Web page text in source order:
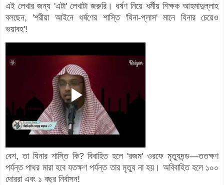
এই লেখার জন্য 'এটা' লেখাটা জরুরি। ধর্ষণ নিয়ে ধর্মীয় শিক্ষক আহমাদুল্লাহ
বলছেন, 'শরীয়া আইনে ধর্ষণের শাস্তি 'যিনা-প্লাস' মানে যিনার চেয়েও
ভয়াবহ'!
বেশ, তা যিনার শাস্তি কি? বিবাহিত হলে 'রজম' ওরফে মৃত্যুদন্ড—ততক্ষণ
পর্যন্ত পাথর মারা হবে যতক্ষণ পর্যন্ত তার মৃত্যু না হয়। অবিবাহিত হলে ১০০
দোররা এবং ১ বছর নির্বাসন!